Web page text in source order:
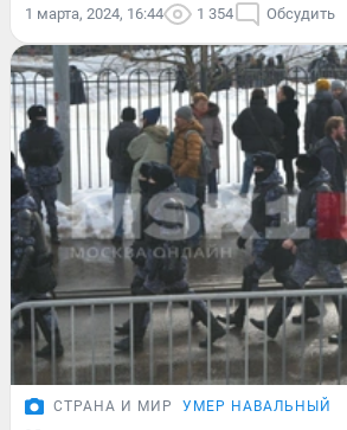
1 марта, 2024, 16:44 1 354 Обсудить
СТРАНА И МИР УМЕР НАВАЛЬНЫЙ